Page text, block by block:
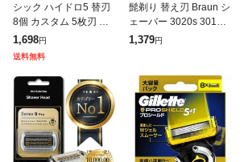
シック ハイドロ5 替刃
8個 カスタム 5枚刃 髭
剃り シックハイドロ5
カスタム Schick HYDR
1,698円
送料無料
髭剃り 替え刃 Braun シ
ェーバー 3020s 3010s
320s 350cc ブラウン
1,379円